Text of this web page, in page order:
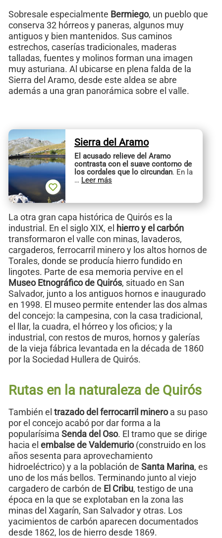
Sobresale especialmente Bermiego, un pueblo que
conserva 32 hórreos y paneras, algunos muy
antiguos y bien mantenidos. Sus caminos
estrechos, caserías tradicionales, maderas
talladas, fuentes y molinos forman una imagen
muy asturiana. Al ubicarse en plena falda de la
Sierra del Aramo, desde este aldea se abre
además a una gran panorámica sobre el valle.
Sierra del Aramo
El acusado relieve del Aramo
contrasta con el suave contorno de
los cordales que lo circundan. En la
… Leer más
La otra gran capa histórica de Quirós es la
industrial. En el siglo XIX, el hierro y el carbón
transformaron el valle con minas, lavaderos,
cargaderos, ferrocarril minero y los altos hornos de
Torales, donde se producía hierro fundido en
lingotes. Parte de esa memoria pervive en el
Museo Etnográfico de Quirós, situado en San
Salvador, junto a los antiguos hornos e inaugurado
en 1998. El museo permite entender las dos almas
del concejo: la campesina, con la casa tradicional,
el llar, la cuadra, el hórreo y los oficios; y la
industrial, con restos de muros, hornos y galerías
de la vieja fábrica levantada en la década de 1860
por la Sociedad Hullera de Quirós.
Rutas en la naturaleza de Quirós
También el trazado del ferrocarril mineroa su paso
por el concejo acabó por dar forma a la
popularísima Senda del Oso. El tramo que se dirige
hacia el embalse de Valdemurio(construido en los
años sesenta para aprovechamiento
hidroeléctrico) y a la población de Santa Marina, es
uno de los más bellos. Terminando junto al viejo
cargadero de carbón de El Cribu, testigo de una
época en la que se explotaban en la zona las
minas del Xagarín, San Salvador y otras. Los
yacimientos de carbón aparecen documentados
desde 1862, los de hierro desde 1869.